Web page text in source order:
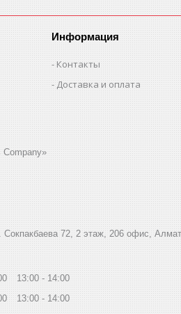
Информация
Контакты
Доставка и оплата
72, 2 этаж, 206 офис,
13:00
14:00
13:00
14:00